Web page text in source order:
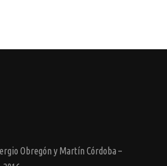
Obregón y Martín Córdoba –